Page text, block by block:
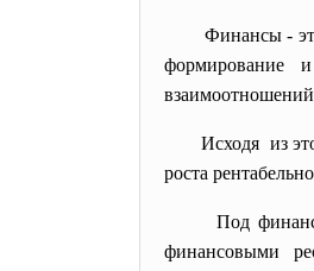
Финансы -
формирование
Исходя из
роста
Под
финансовыми